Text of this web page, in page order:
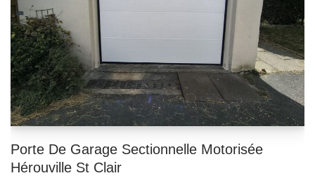
Porte De Garage Sectionnelle Motorisée
Hérouville St Clair